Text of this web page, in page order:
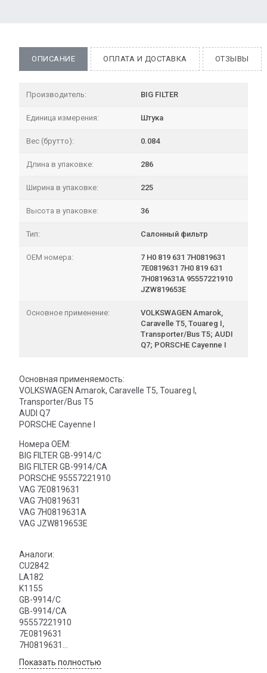
ОПИСАНИЕ ОПЛАТА И ДОСТАВКА ОТЗЫВЫ
Производитель: BIG FILTER
Единица измерения: Штука
Вес (брутто): 0.084
Длина в упаковке: 286
Ширина в упаковке: 225
Высота в упаковке: 36
Тип: Салонный фильтр
OEM номера:
7 H0 819 631 7H0819631
7E0819631 7H0 819 631
7H0819631A 95557221910
JZW819653E
Основное применение:
VOLKSWAGEN Amarok,
Caravelle T5, Touareg I,
Transporter/Bus T5; AUDI
Q7; PORSCHE Cayenne I
Основная применяемость:
VOLKSWAGEN Amarok, Caravelle T5, Touareg I,
Transporter/Bus T5
AUDI Q7
PORSCHE Cayenne I
Номера OEM:
BIG FILTER GB-9914/C
BIG FILTER GB-9914/CA
PORSCHE 95557221910
VAG 7E0819631
VAG 7H0819631
VAG 7H0819631A
VAG JZW819653E
Аналоги:
CU2842
LA182
K1155
GB-9914/C
GB-9914/CA
95557221910
7E0819631
7H0819631
JZW819653E
Показать полностью